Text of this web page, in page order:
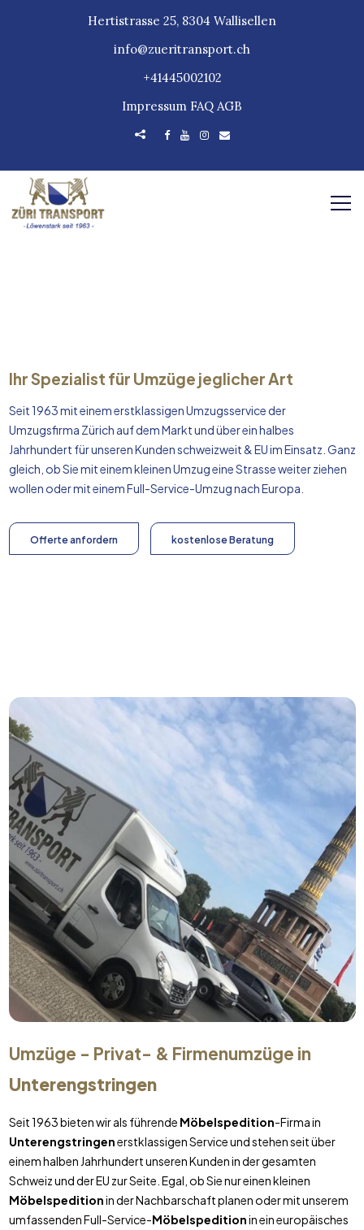
Hertistrasse 25, 8304 Wallisellen
info@zueritransport.ch
+41445002102
Impressum FAQ AGB
Ihr Spezialist für Umzüge jeglicher Art
Seit 1963 mit einem erstklassigen Umzugsservice der
Umzugsfirma Zürich auf dem Markt und über ein halbes
Jahrhundert für unseren Kunden schweizweit & EU im Einsatz. Ganz
gleich, ob Sie mit einem kleinen Umzug eine Strasse weiter ziehen
wollen oder mit einem Full-Service-Umzug nachEuropa
Offerte anfordern kostenlose Beratung
Umzüge - Privat- & Firmenumzüge in
Unterengstringen
Seit 1963 bieten wir als führende Möbelspedition-Firma in
Unterengstringenerstklassigen Service und stehen seit über
einem halben Jahrhundert unseren Kunden in der gesamten
Schweiz und der EU zur Seite. Egal, ob Sie nur einen kleinen
Möbelspeditionin der Nachbarschaft planen oder mit unserem
umfassenden Full-Service-Möbelspeditionin ein europäisches